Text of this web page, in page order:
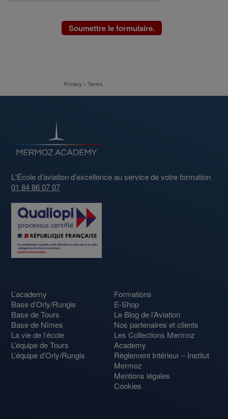
Privacy - Terms
L'École d’aviation d’excellence au service de votre formation
01 84 86 07 07
L’academy
Base d’Orly/Rungis
Base de Tours
Base de Nîmes
La vie de l’école
L’équipe de Tours
L’équipe d’Orly/Rungis
Formations
E-Shop
Le Blog de l’Aviation
Nos partenaires et clients
Les Collections Mermoz
Academy
Règlement Intérieur – Institut
Mermoz
Mentions légales
Cookies